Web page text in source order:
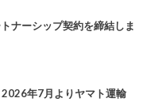
ナーシップ契約を締結しま
2026年7月よりヤマト運輸